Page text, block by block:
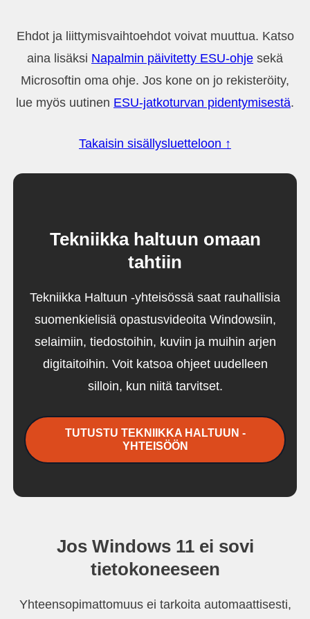
Ehdot ja liittymisvaihtoehdot voivat muuttua. Katso
aina lisäksi Napalmin päivitetty ESU-ohje sekä
Microsoftin oma ohje. Jos kone on jo rekisteröity,
lue myös uutinen ESU-jatkoturvan pidentymisestä.
Takaisin sisällysluetteloon ↑
Tekniikka haltuun omaan
tahtiin
Tekniikka Haltuun -yhteisössä saat rauhallisia
suomenkielisiä opastusvideoita Windowsiin,
selaimiin, tiedostoihin, kuviin ja muihin arjen
digitaitoihin. Voit katsoa ohjeet uudelleen
silloin, kun niitä tarvitset.
TUTUSTU TEKNIIKKA HALTUUN -
YHTEISÖÖN
Jos Windows 11 ei sovi
tietokoneeseen
Yhteensopimattomuus ei tarkoita automaattisesti,